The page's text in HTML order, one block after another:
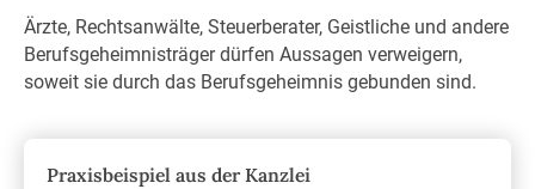
Ärzte, Rechtsanwälte, Steuerberater, Geistliche und andere
Berufsgeheimnisträger dürfen Aussagen verweigern,
soweit sie durch das Berufsgeheimnis gebunden sind.
Praxisbeispiel aus der Kanzlei